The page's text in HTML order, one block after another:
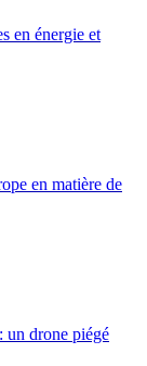
en énergie et
en matière de
un drone piégé